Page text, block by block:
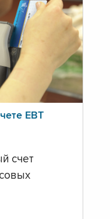
ЕВТ
счет